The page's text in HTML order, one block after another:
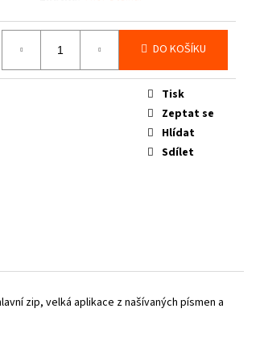
DO KOŠÍKU
Tisk
Zeptat se
Hlídat
Sdílet
zip, velká aplikace z našívaných písmen a